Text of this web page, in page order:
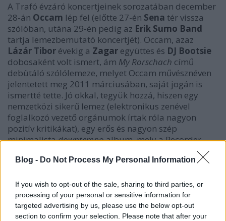
Blog - Do Not Process My Personal Information
If you wish to opt-out of the sale, sharing to third parties, or
processing of your personal or sensitive information for
targeted advertising by us, please use the below opt-out
section to confirm your selection. Please note that after your
A Trafó évzáró koncertjeinek sorozatában december
28-án Occam lép fel (előtte 27-én Sena tér vissza
szólóban, utána 29-én pedig az Erik Sumo Band
tartja lemezbemutató koncertjét). Occam, azaz
Lázár Tibor évekig a Zagar együttes és DJ Bootsie
dobosaként volt ismert, ám My Rorschach című
debütáló szólólemeze, melyet Occam művésznéven
jelentetett meg 2011 márciusában, saját jogán is
ismertté tette. Jó okkal, tegyük hozzá, hiszen egy
nemzetközi sikerű lemez (elektronikus zenével
foglalkozó vezető orgánumok írtak róla nagyon
pozitív kritikákat), egy erős és nagyon szép
minimalistadowntempoalbum, mely a Recorder
Occam nem a dobok mögül irányítva szerezte saját
segítségével hozott létre minimalista struktúrájú,
dubbal, dzsesszel, kísérleti elektronikával,
hiphoppal átitatott elektronikus zenét.